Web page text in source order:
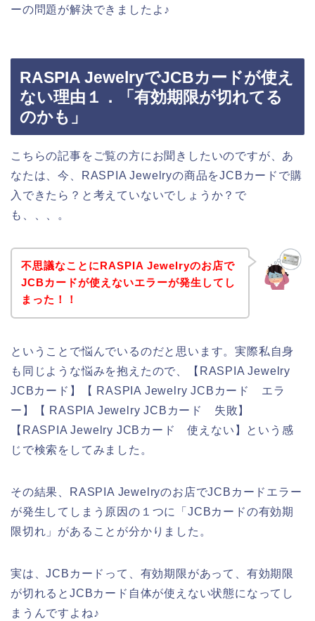
ーの問題が解決できましたよ♪
RASPIA JewelryでJCBカードが使え
ない理由１．「有効期限が切れてる
のかも」
こちらの記事をご覧の方にお聞きしたいのですが、あ
なたは、今、RASPIA Jewelryの商品をJCBカードで購
入できたら？と考えていないでしょうか？で
も、、、。
不思議なことにRASPIA Jewelryのお店で
JCBカードが使えないエラーが発生してし
まった！！
ということで悩んでいるのだと思います。実際私自身
も同じような悩みを抱えたので、【RASPIA Jewelry
JCBカード】【 RASPIA Jewelry JCBカード エラ
ー】【 RASPIA Jewelry JCBカード 失敗】
【RASPIA Jewelry JCBカード 使えない】という感
じで検索をしてみました。
その結果、RASPIA Jewelryのお店でJCBカードエラー
が発生してしまう原因の１つに「JCBカードの有効期
限切れ」があることが分かりました。
実は、JCBカードって、有効期限があって、有効期限
が切れるとJCBカード自体が使えない状態になってし
まうんですよね♪